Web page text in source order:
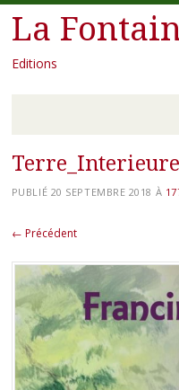
La
Editions
Aller
au
principal
Terre_Interieure
PUBLIÉ 20 SEPTEMBRE 2018 À
← Précédent